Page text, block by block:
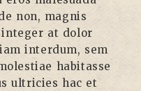
non, magnis
at dolor
interdum, sem
habitasse
ultricies hac et